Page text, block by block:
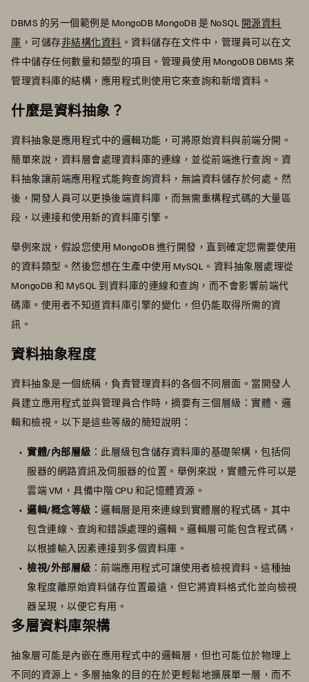
DBMS 的另一個範例是 MongoDB MongoDB 是 NoSQL 開源資料
庫 ，可儲存非結構化資料 。資料儲存在文件中，管理員可以在文
件中儲存任何數量和類型的項目。管理員使用 MongoDB DBMS 來
管理資料庫的結構，應用程式則使用它來查詢和新增資料。
什麼是資料抽象？
資料抽象是應用程式中的邏輯功能，可將原始資料與前端分開。
簡單來說，資料層會處理資料庫的連線，並從前端進行查詢。資
料抽象讓前端應用程式能夠查詢資料，無論資料儲存於何處。然
後，開發人員可以更換後端資料庫，而無需重構程式碼的大量區
段，以連接和使用新的資料庫引擎。
舉例來說，假設您使用 MongoDB 進行開發，直到確定您需要使用
的資料類型。然後您想在生產中使用 MySQL。資料抽象層處理從
MongoDB 和 MySQL 到資料庫的連線和查詢，而不會影響前端代
碼庫。使用者不知道資料庫引擎的變化，但仍能取得所需的資
訊。
資料抽象程度
資料抽象是一個統稱，負責管理資料的各個不同層面。當開發人
員建立應用程式並與管理員合作時，摘要有三個層級：實體、邏
輯和檢視。以下是這些等級的簡短說明：
實體/內部層級 ：此層級包含儲存資料庫的基礎架構，包括伺
服器的網路資訊及伺服器的位置。舉例來說，實體元件可以是
雲端 VM，具備中階 CPU 和記憶體資源。
邏輯/概念等級： 邏輯層是用來連線到實體層的程式碼。其中
包含連線、查詢和錯誤處理的邏輯。邏輯層可能包含程式碼，
以根據輸入因素連接到多個資料庫。
檢視/外部層級 ：前端應用程式可讓使用者檢視資料。這種抽
象程度離原始資料儲存位置最遠，但它將資料格式化並向檢視
器呈現，以便它有用。
多層資料庫架構
抽象層可能是內嵌在應用程式中的邏輯層，但也可能位於物理上
不同的資源上。多層抽象的目的在於更輕鬆地擴展單一層，而不